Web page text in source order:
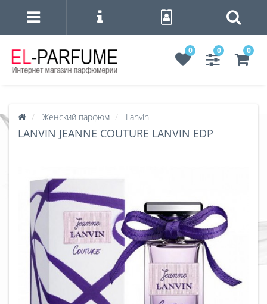
0 0 0
Женский парфюм Lanvin
LANVIN JEANNE COUTURE LANVIN EDP